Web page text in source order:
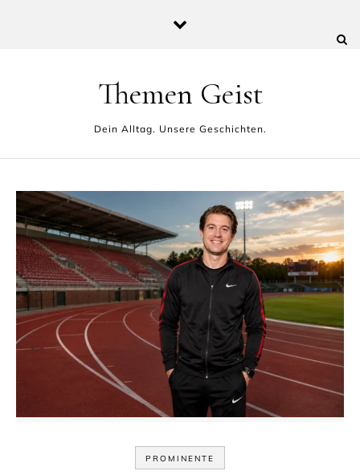
Themen Geist
Dein Alltag. Unsere Geschichten.
PROMINENTE